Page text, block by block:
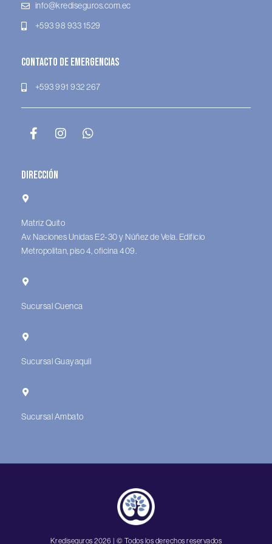
info@krediseguros.com.ec
+593 98 933 1529
Contacto de Emergencias
+593 991 932 267
Dirección
Matriz Quito
Av. Naciones Unidas E2-30 y Núñez de Vela. Edificio
Metropolitan, piso 4, oficina 409.
Sucursal Cuenca
Sucursal Guayaquil
Sucursal Ambato
Krediseguros 2026 | © Todos los derechos reservados